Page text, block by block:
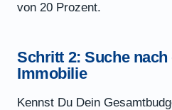
von 20 Prozent.
Schritt 2: Suche
Immobilie
Kennst Du Dein